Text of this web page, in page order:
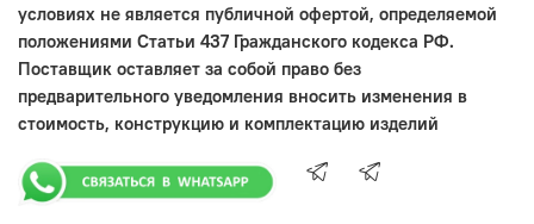
условиях не является публичной офертой, определяемой
положениями Статьи 437 Гражданского кодекса РФ.
Поставщик оставляет за собой право без
предварительного уведомления вносить изменения в
стоимость, конструкцию и комплектацию изделий